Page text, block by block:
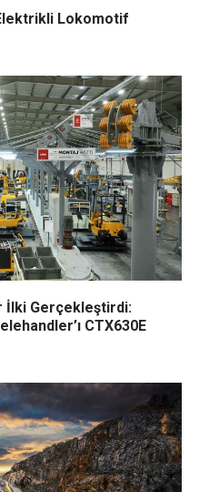
Lokomotif
İlki Gerçekleştirdi:
CTX630E